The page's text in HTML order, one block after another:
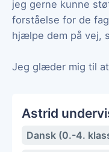
jeg gerne kunne
forståelse for de
hjælpe dem på vej,
Jeg glæder mig til
Astrid
Dansk (0.-4.